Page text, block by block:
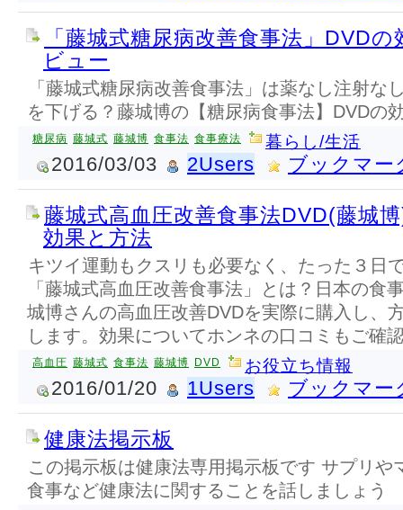
「藤城式糖尿病改善食事法」DVD
ビュー
「藤城式糖尿病改善食事法」は薬なし注射な
を下げる？藤城博の【糖尿病食事法】DVDの
糖尿病 藤城式 藤城博 食事法 食事療法 暮らし/生活
2016/03/03 2Users ブックマー
藤城式高血圧改善食事法DVD(藤城
効果と方法
キツイ運動もクスリも必要なく、たった３日
「藤城式高血圧改善食事法」とは？日本の食
城博さんの高血圧改善DVDを実際に購入し、
します。効果についてホンネの口コミもご確
高血圧 藤城式 食事法 藤城博 DVD お役立ち情報
2016/01/20 1Users ブックマー
健康法掲示板
この掲示板は健康法専用掲示板です サプリや
食事など健康法に関することを話しましょう